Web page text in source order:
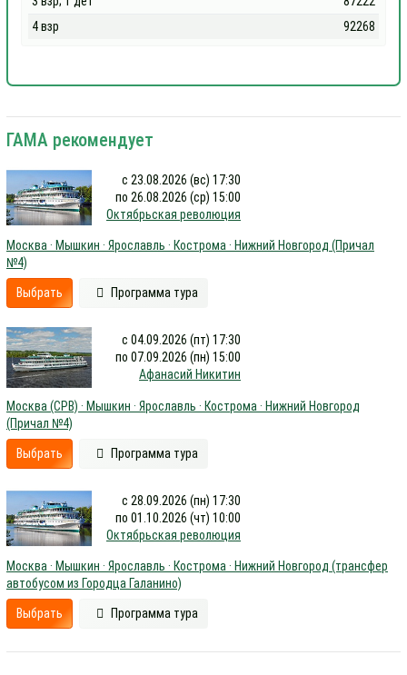
4 взр
92268
ГАМА рекомендует
с 23.08.2026 (вс) 17:30
по 26.08.2026 (ср) 15:00
Октябрьская революция
Москва · Мышкин · Ярославль · Кострома · Нижний Новгород (Причал
№4)
Выбрать Программа тура
с 04.09.2026 (пт) 17:30
по 07.09.2026 (пн) 15:00
Афанасий Никитин
Москва (СРВ) · Мышкин · Ярославль · Кострома · Нижний Новгород
(Причал №4)
Выбрать Программа тура
с 28.09.2026 (пн) 17:30
по 01.10.2026 (чт) 10:00
Октябрьская революция
Москва · Мышкин · Ярославль · Кострома · Нижний Новгород (трансфер
автобусом из Городца Галанино)
Выбрать Программа тура